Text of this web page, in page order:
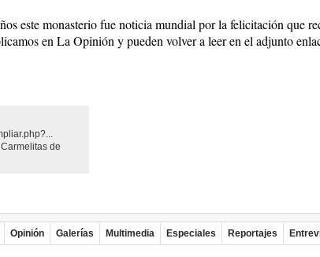
este monasterio fue noticia mundial por la felicitación que
en La Opinión y pueden volver a leer en el adjunto
de
Opinión Galerías Multimedia Especiales Reportajes